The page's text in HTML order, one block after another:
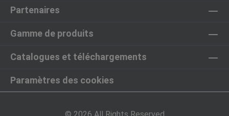
Partenaires
Gamme de produits
Catalogues et téléchargements
Paramètres des cookies